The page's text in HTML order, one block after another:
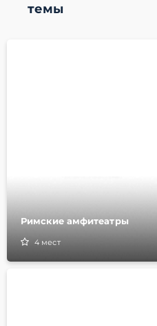
темы
Римские амфитеатры
4 мест